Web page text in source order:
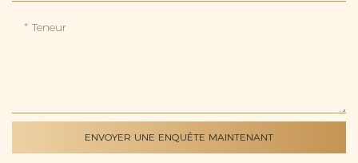
Teneur
ENVOYER UNE ENQUÊTE MAINTENANT